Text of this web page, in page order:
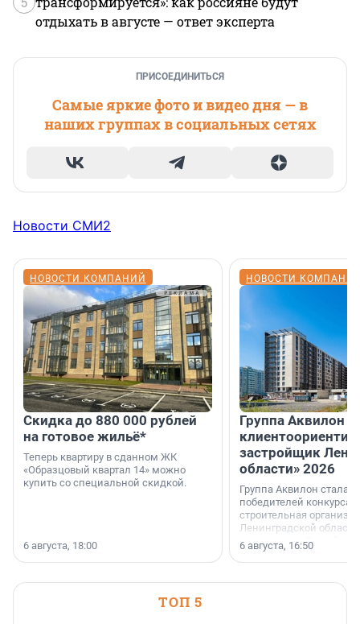
отдыхать в августе — ответ эксперта
ПРИСОЕДИНИТЬСЯ
Самые яркие фото и видео дня — в
наших группах в социальных сетях
Новости СМИ2
НОВОСТИ КОМПАНИЙ
Скидка до 880 000 рублей
на готовое жильё*
Теперь квартиру в сданном ЖК
«Образцовый квартал 14» можно
купить со специальной скидкой.
6 августа, 18:00
НОВОСТИ
Группа Аквилон
застройщик
области» 2026
Группа Аквилон стала
победителей конкурса
строительная
Ленинградской области
номинации «Самый
застройщик
области».
6 августа, 16:50
ТОП 5